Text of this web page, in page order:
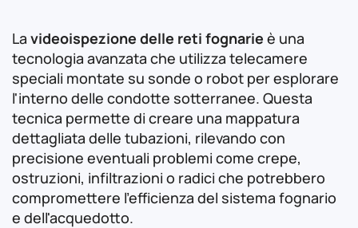
La videoispezione delle reti fognarie è una
tecnologia avanzata che utilizza telecamere
speciali montate su sonde o robot per esplorare
l'interno delle condotte sotterranee. Questa
tecnica permette di creare una mappatura
dettagliata delle tubazioni, rilevando con
precisione eventuali problemi come crepe,
ostruzioni, infiltrazioni o radici che potrebbero
compromettere l'efficienza del sistema fognario
e dell'acquedotto.